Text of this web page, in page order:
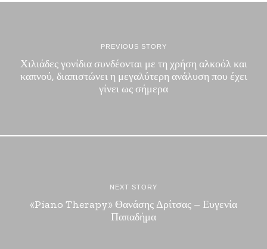
PREVIOUS STORY
Χιλιάδες γονίδια συνδέονται με τη χρήση αλκοόλ και
καπνού, διαπιστώνει η μεγαλύτερη ανάλυση που έχει
γίνει ως σήμερα
NEXT STORY
«Piano Therapy» Θανάσης Δρίτσας – Ευγενία
Παπαδήμα